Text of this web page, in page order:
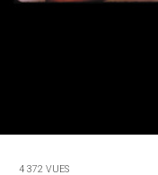
4 372 VUES